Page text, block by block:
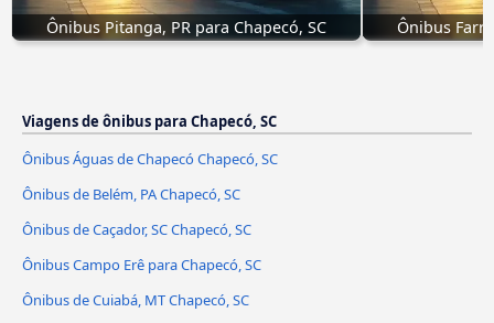
Ônibus Pitanga, PR para Chapecó, SC Ônibus
Viagens de ônibus para Chapecó, SC
Ônibus Águas de Chapecó Chapecó, SC
Ônibus de Belém, PA Chapecó, SC
Ônibus de Caçador, SC Chapecó, SC
Ônibus Campo Erê para Chapecó, SC
Ônibus de Cuiabá, MT Chapecó, SC